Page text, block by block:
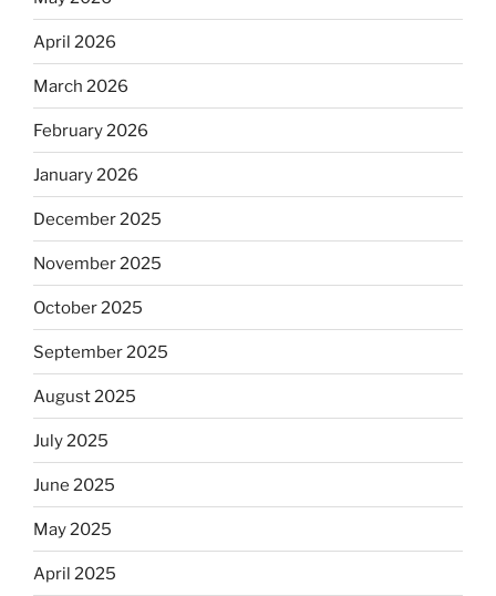
April 2026
March 2026
February 2026
January 2026
December 2025
November 2025
October 2025
September 2025
August 2025
July 2025
June 2025
May 2025
April 2025